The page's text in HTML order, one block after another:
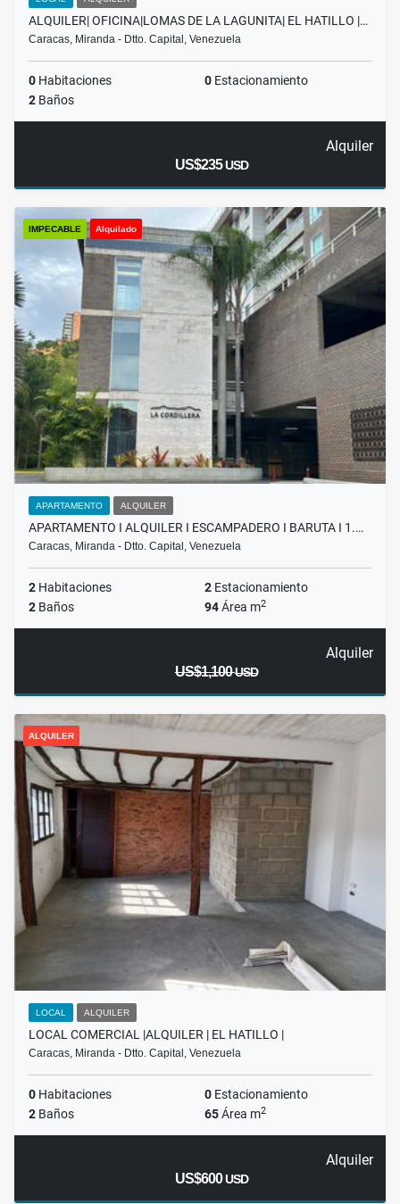
ALQUILER| OFICINA|LOMAS DE LA LAGUNITA| EL HATILLO |…
Caracas, Miranda - Dtto. Capital, Venezuela
0 Habitaciones 0 Estacionamiento
2 Baños
Alquiler
US$235USD
IMPECABLE Alquilado
APARTAMENTO ALQUILER
APARTAMENTO I ALQUILER I ESCAMPADERO I BARUTA I 1.…
Caracas, Miranda - Dtto. Capital, Venezuela
2 Habitaciones 2 Estacionamiento
2 Baños 94Área m2
Alquiler
US$1,100USD
ALQUILER
LOCAL ALQUILER
LOCAL COMERCIAL |ALQUILER | EL HATILLO |
Caracas, Miranda - Dtto. Capital, Venezuela
0 Habitaciones 0 Estacionamiento
2 Baños 65Área m2
Alquiler
US$600USD